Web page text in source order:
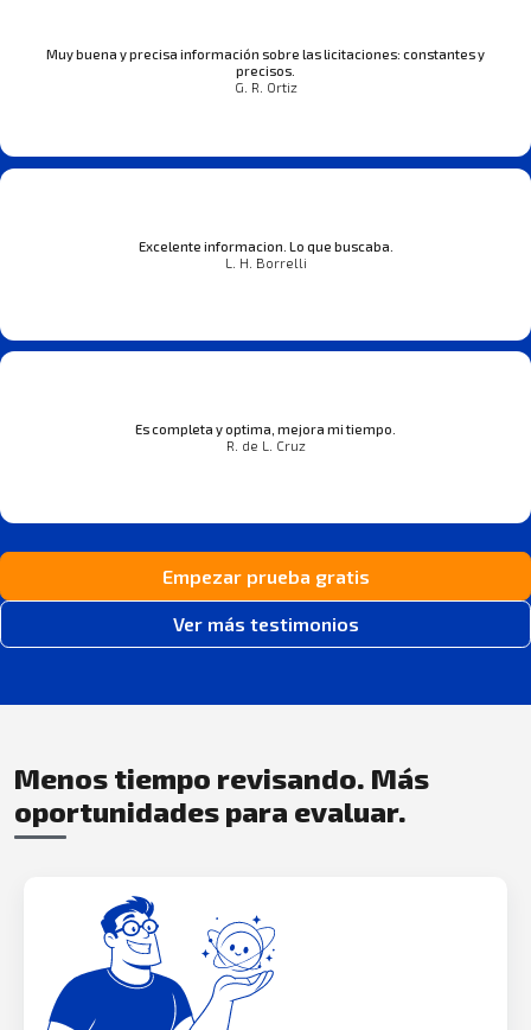
Muy buena y precisa información sobre las licitaciones: constantes y
precisos.
G. R. Ortiz
Excelente informacion. Lo que buscaba.
L. H. Borrelli
Es completa y optima, mejora mi tiempo.
R. de L. Cruz
Empezar prueba gratis
Ver más testimonios
Menos tiempo revisando. Más
oportunidades para evaluar.